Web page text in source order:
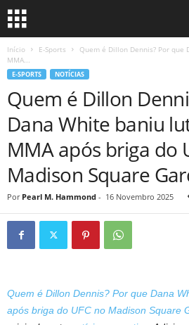
Início E-Sports
Quem é Dillon Dennis? Por
MMA...
E-SPORTS NOTÍCIAS
Quem é Dillon
Dana White baniu
MMA após briga do
Madison Square
Por Pearl M. Hammond - 16 Novembro 2025
Quem é Dillon Dennis? Por que Dana
após briga do UFC no Madison Square